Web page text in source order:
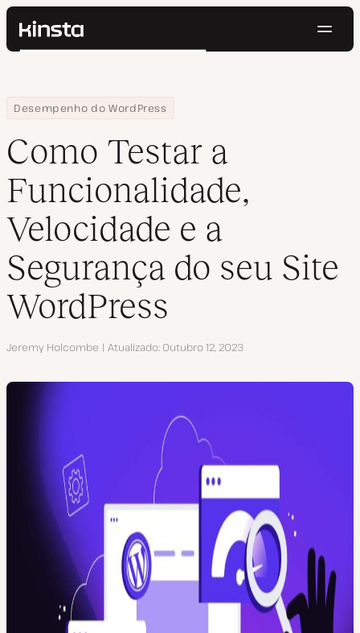
Kinsta®
Preços
Contato
Pesquisar
Home
Centro de Recursos
Blog
Desempenho do WordPress
Como Testar a Funcionalidade, Velocidade e a Segurança do
Como Testar a
Funcionalidade,
Velocidade e a
Segurança do seu Site
WordPress
Autor
Jeremy Holcombe Atualizado Outubro 12, 2023